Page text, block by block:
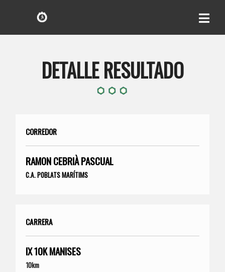
DETALLE RESULTADO
CORREDOR
RAMON CEBRIÀ PASCUAL
C.A. POBLATS MARÍTIMS
CARRERA
IX 10K MANISES
10km